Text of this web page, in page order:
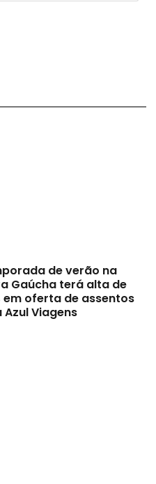
de verão na
Gaúcha terá alta de
em oferta de assentos
Azul Viagens